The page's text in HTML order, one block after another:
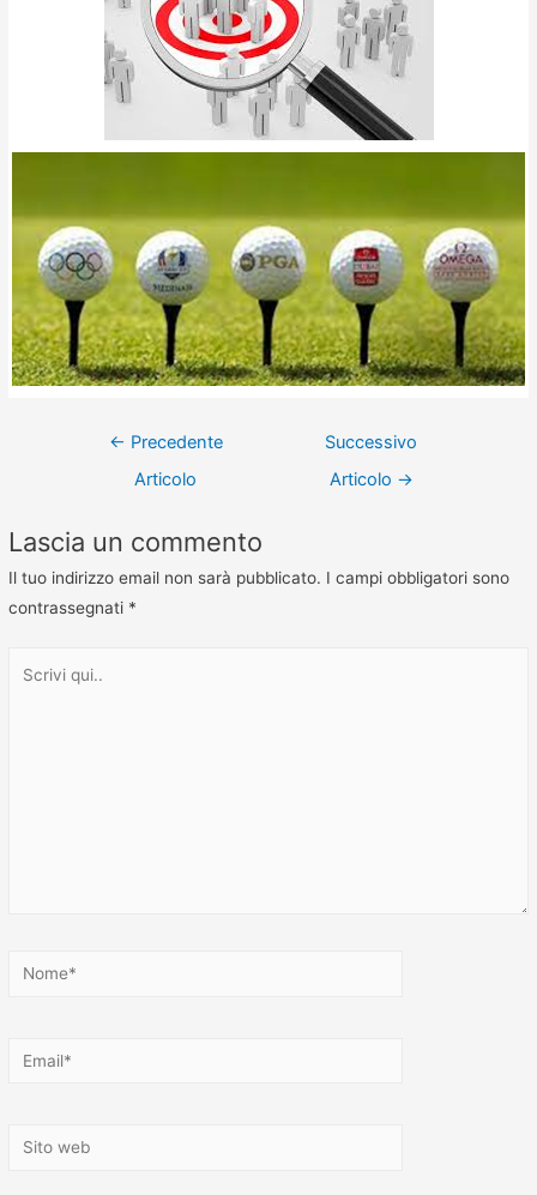
← Precedente
Articolo
Successivo
Articolo →
Lascia un commento
Il tuo indirizzo email non sarà pubblicato. I campi obbligatori sono
contrassegnati *